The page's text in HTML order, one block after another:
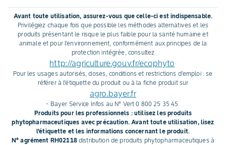
croissant d’éleveurs.
Résultat,
concentré en
besoin d’acheter
complément
marge s’améliore.
Avant toute utilisation, assurez-vous que celle-ci est indispensable.
Privilégiez chaque fois que possible les méthodes alternatives et les
produits présentant le risque le plus faible pour la santé humaine et
animale et pour l'environnement, conformément aux principes de la
protection intégrée, consultez
http://agriculture.gouv.fr/ecophyto .
Pour les usages autorisés, doses, conditions et restrictions d'emploi : se
référer à l'étiquette du produit ou à la fiche produit sur
agro.bayer.fr
- Bayer Service Infos au N° Vert 0 800 25 35 45.
Produits pour les professionnels : utilisez les produits
phytopharmaceutiques avec précaution. Avant toute utilisation, lisez
l'étiquette et les informations concernant le produit.
N° agrément RH02118distribution de produits phytopharmaceutiques à